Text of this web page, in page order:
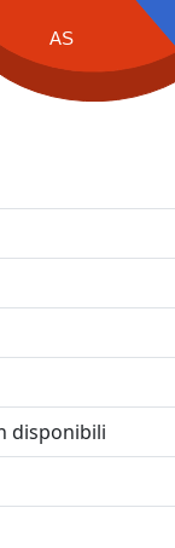
AS
disponibili